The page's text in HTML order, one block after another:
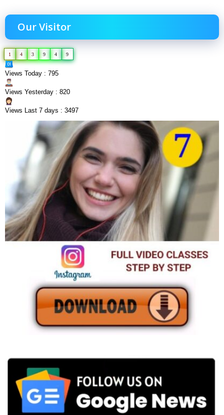
Our Visitor
1 4 3 9 4 9
Views Today : 795
Views Yesterday : 820
Views Last 7 days : 3497